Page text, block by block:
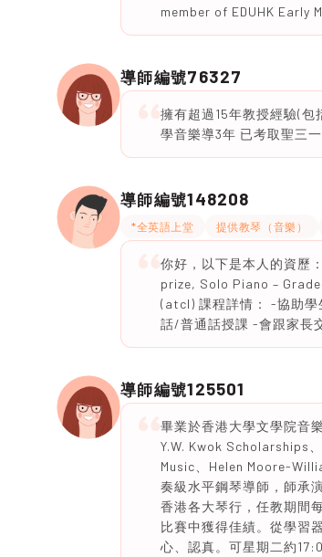
member of EDUHK Early
導師編號76327
擁有超過15年教授經驗(
學音樂導3年 已考取聖三
導師編號148208
*全英語上堂 提供教琴（音樂）
你好，以下是本人的資歷
prize, Solo Piano –
(atcl) 課程詳情： -協助學
話/普通話授課 -會跟家長
導師編號125501
畢業於香港大學文學院音
Y.W. Kwok Scholarships
Music、Helen Moore-
奏級水平鋼琴導師，師承
香港各大琴行，任教期間
比賽中獲得佳績。從學習
心、認真。可星期二約